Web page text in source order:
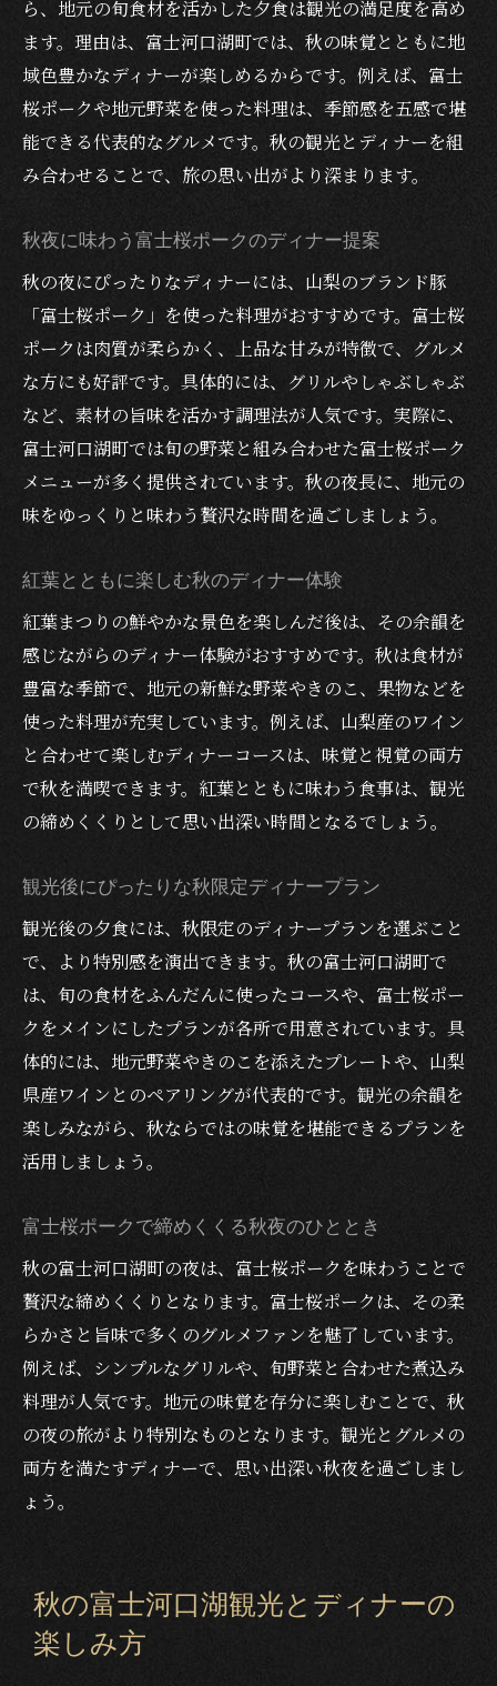
ら、地元の旬食材を活かした夕食は観光の満足度を高め
ます。理由は、富士河口湖町では、秋の味覚とともに地
域色豊かなディナーが楽しめるからです。例えば、富士
桜ポークや地元野菜を使った料理は、季節感を五感で堪
能できる代表的なグルメです。秋の観光とディナーを組
み合わせることで、旅の思い出がより深まります。
秋夜に味わう富士桜ポークのディナー提案
秋の夜にぴったりなディナーには、山梨のブランド豚
「富士桜ポーク」を使った料理がおすすめです。富士桜
ポークは肉質が柔らかく、上品な甘みが特徴で、グルメ
な方にも好評です。具体的には、グリルやしゃぶしゃぶ
など、素材の旨味を活かす調理法が人気です。実際に、
富士河口湖町では旬の野菜と組み合わせた富士桜ポーク
メニューが多く提供されています。秋の夜長に、地元の
味をゆっくりと味わう贅沢な時間を過ごしましょう。
紅葉とともに楽しむ秋のディナー体験
紅葉まつりの鮮やかな景色を楽しんだ後は、その余韻を
感じながらのディナー体験がおすすめです。秋は食材が
豊富な季節で、地元の新鮮な野菜やきのこ、果物などを
使った料理が充実しています。例えば、山梨産のワイン
と合わせて楽しむディナーコースは、味覚と視覚の両方
で秋を満喫できます。紅葉とともに味わう食事は、観光
の締めくくりとして思い出深い時間となるでしょう。
観光後にぴったりな秋限定ディナープラン
観光後の夕食には、秋限定のディナープランを選ぶこと
で、より特別感を演出できます。秋の富士河口湖町で
は、旬の食材をふんだんに使ったコースや、富士桜ポー
クをメインにしたプランが各所で用意されています。具
体的には、地元野菜やきのこを添えたプレートや、山梨
県産ワインとのペアリングが代表的です。観光の余韻を
楽しみながら、秋ならではの味覚を堪能できるプランを
活用しましょう。
富士桜ポークで締めくくる秋夜のひととき
秋の富士河口湖町の夜は、富士桜ポークを味わうことで
贅沢な締めくくりとなります。富士桜ポークは、その柔
らかさと旨味で多くのグルメファンを魅了しています。
例えば、シンプルなグリルや、旬野菜と合わせた煮込み
料理が人気です。地元の味覚を存分に楽しむことで、秋
の夜の旅がより特別なものとなります。観光とグルメの
両方を満たすディナーで、思い出深い秋夜を過ごしまし
ょう。
秋の富士河口湖観光とディナーの
楽しみ方